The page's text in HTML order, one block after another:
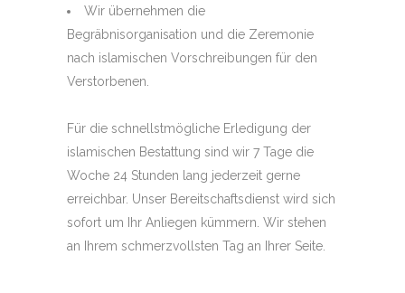
Wir übernehmen die
Begräbnisorganisation und die Zeremonie
nach islamischen Vorschreibungen für den
Verstorbenen.
Für die schnellstmögliche Erledigung der
islamischen Bestattung sind wir 7 Tage die
Woche 24 Stunden lang jederzeit gerne
erreichbar. Unser Bereitschaftsdienst wird sich
sofort um Ihr Anliegen kümmern. Wir stehen
an Ihrem schmerzvollsten Tag an Ihrer Seite.